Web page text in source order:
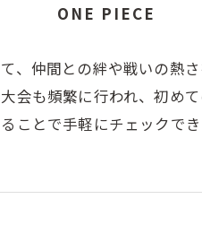
ONE PIECE
、仲間との絆や戦いの熱
会も頻繁に行われ、初め
ことで手軽にチェックで